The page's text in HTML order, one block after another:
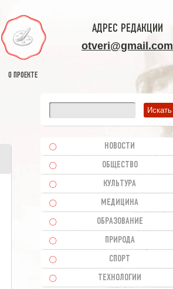
О ПРОЕКТЕ
АДРЕС РЕДАКЦИИ
otveri@gmail.com
НОВОСТИ
ОБЩЕСТВО
КУЛЬТУРА
МЕДИЦИНА
ОБРАЗОВАНИЕ
ПРИРОДА
СПОРТ
ТЕХНОЛОГИИ